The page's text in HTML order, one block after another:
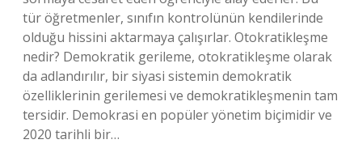
tür öğretmenler, sınıfın kontrolünün kendilerinde
olduğu hissini aktarmaya çalışırlar. Otokratikleşme
nedir? Demokratik gerileme, otokratikleşme olarak
da adlandırılır, bir siyasi sistemin demokratik
özelliklerinin gerilemesi ve demokratikleşmenin tam
tersidir. Demokrasi en popüler yönetim biçimidir ve
2020 tarihli bir…